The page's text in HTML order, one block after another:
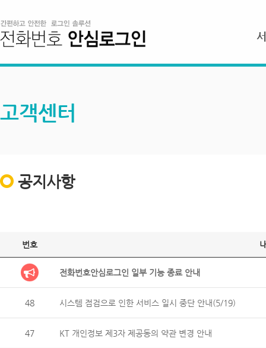
고객센터
공지사항
번호
전화번호안심로그인 일부 기능 종료 안내
48 시스템 점검으로 인한 서비스 일시 중단 안내(5/19)
47 KT 개인정보 제3자 제공동의 약관 변경 안내